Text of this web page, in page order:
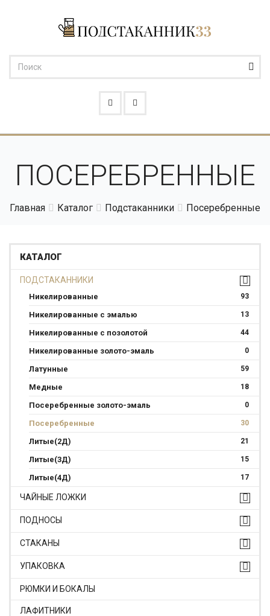
ПОСЕРЕБРЕННЫЕ
Главная Каталог Подстаканники Посеребренные
КАТАЛОГ
ПОДСТАКАННИКИ
Никелированные 93
Никелированные с эмалью 13
Никелированные с позолотой 44
Никелированные золото-эмаль 0
Латунные 59
Медные 18
Посеребренные золото-эмаль 0
Посеребренные 30
Литые(2Д) 21
Литые(3Д) 15
Литые(4Д) 17
ЧАЙНЫЕ ЛОЖКИ
ПОДНОСЫ
СТАКАНЫ
УПАКОВКА
РЮМКИ И БОКАЛЫ
ЛАФИТНИКИ